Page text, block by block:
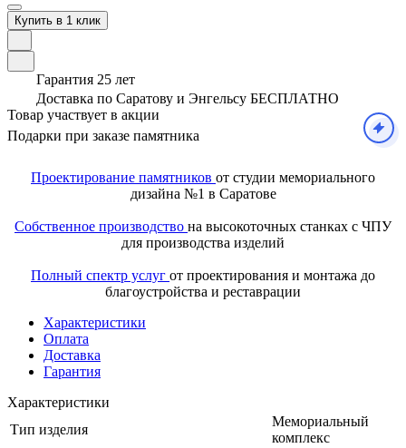
Купить в 1 клик
Гарантия 25 лет
Доставка по Саратову и Энгельсу БЕСПЛАТНО
Товар участвует в акции
Подарки при заказе памятника
Проектирование памятников от студии мемориального
дизайна №1 в Саратове
Собственное производство на высокоточных станках с ЧПУ
для производства изделий
Полный спектр услуг от проектирования и монтажа до
благоустройства и реставрации
Характеристики
Оплата
Доставка
Гарантия
Характеристики
Тип изделия
Мемориальный
комплекс